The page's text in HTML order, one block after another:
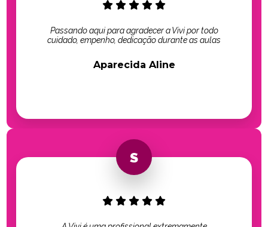
Passando aqui para agradecer a Vivi por todo
cuidado, empenho, dedicação durante as aulas
Aparecida Aline